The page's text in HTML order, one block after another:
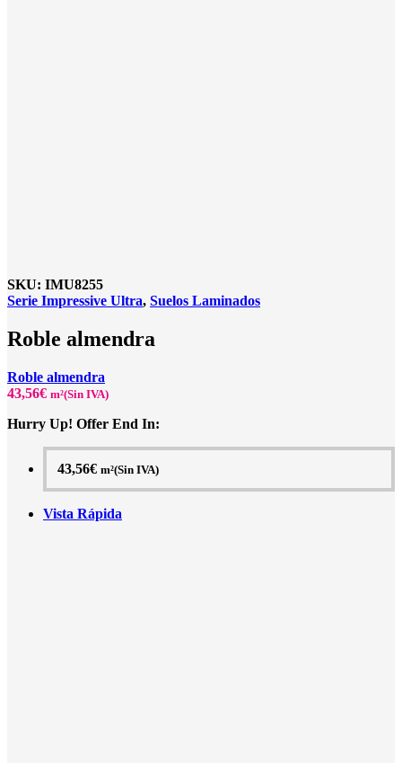
SKU: IMU8255
Serie Impressive Ultra, Suelos Laminados
Roble almendra
Roble almendra
43,56€ m²(Sin IVA)
Hurry Up! Offer End In:
43,56€ m²(Sin IVA)
Vista Rápida